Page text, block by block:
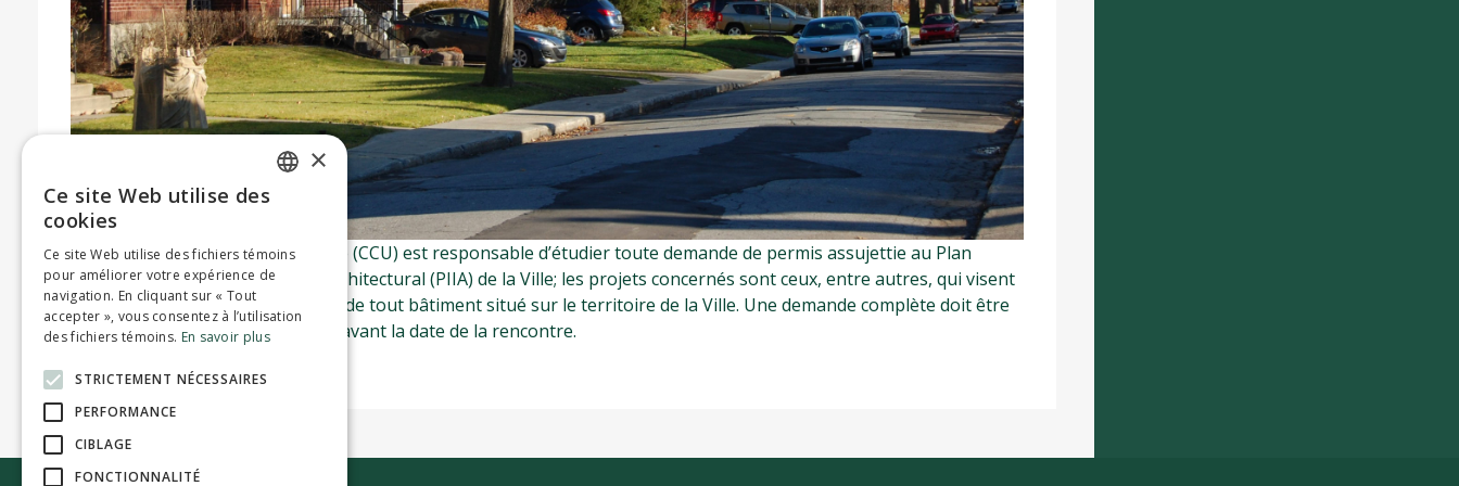
Le Comité consultatif d’urbanisme (CCU) est responsable d’étudier toute demande de permis assujettie au Plan
d’implantation et d’intégration architectural (PIIA) de la Ville; les projets concernés sont ceux, entre autres, qui visent
à modifier l’apparence extérieure de tout bâtiment situé sur le territoire de la Ville. Une demande complète doit être
soumise au plus tard 2 semaines avant la date de la rencontre.
×
Ce site Web utilise des
cookies
Ce site Web utilise des fichiers témoins
pour améliorer votre expérience de
navigation. En cliquant sur « Tout
accepter », vous consentez à l’utilisation
des fichiers témoins. En savoir plus
STRICTEMENT NÉCESSAIRES
PERFORMANCE
CIBLAGE
FONCTIONNALITÉ